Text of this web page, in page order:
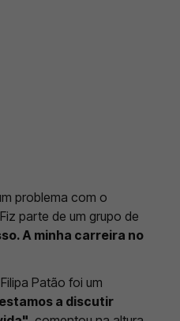
problema com o
parte de um grupo de
A minha carreira no
Patão foi um
a discutir